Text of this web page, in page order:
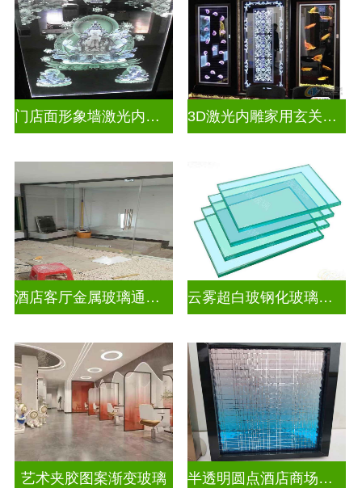
门店面形象墙激光内雕发光艺术玻璃 3D激光内雕家用玄关隔断
酒店客厅金属玻璃通花格栅入户玄关隔断 云雾超白玻钢化玻璃隔断
艺术夹胶图案渐变玻璃 半透明圆点酒店商场图案渐变玻璃